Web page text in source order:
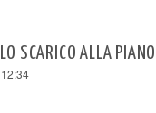
SCARICO ALLA